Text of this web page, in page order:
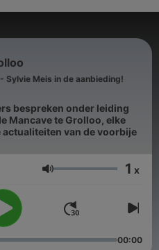
Sylvie Meis in de aanbieding!
bespreken onder leiding
Mancave te Grolloo, elke
van de voorbije
Ses 1 x
00:00